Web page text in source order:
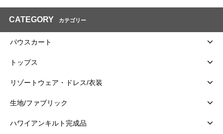
CATEGORY カテゴリー
パウスカート
トップス
リゾートウェア・ドレス/衣装
生地/ファブリック
ハワイアンキルト完成品